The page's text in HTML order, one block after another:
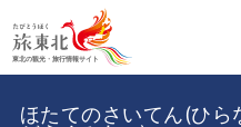
ほたてのさいてん(ひら